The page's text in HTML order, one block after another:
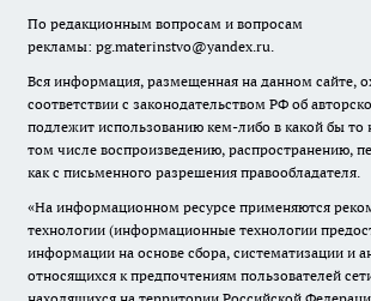
По редакционным вопросам и вопросам
рекламы: pg.materinstvo@yandex.ru.
Вся информация, размещенная на данном сайте,
соответствии с законодательством РФ об
подлежит использованию кем-либо в какой бы
том числе воспроизведению, распространению,
как с письменного разрешения правообладателя.
«На информационном ресурсе применяются
технологии (информационные технологии
информации на основе сбора, систематизации и
относящихся к предпочтениям пользователей